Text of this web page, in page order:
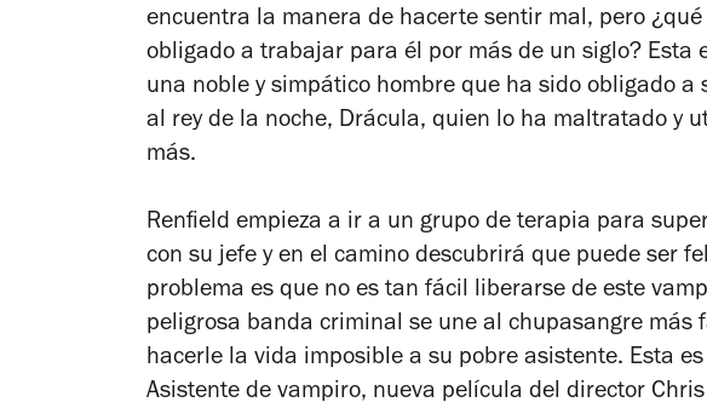
encuentra la manera de hacerte sentir mal, pero
obligado a trabajar para él por más de un siglo? Esta
una noble y simpático hombre que ha sido obligado
al rey de la noche, Drácula, quien lo ha maltratado y
más.
Renfield empieza a ir a un grupo de terapia para
con su jefe y en el camino descubrirá que puede ser
problema es que no es tan fácil liberarse de este
peligrosa banda criminal se une al chupasangre más
hacerle la vida imposible a su pobre asistente. Esta
Asistente de vampiro, nueva película del director